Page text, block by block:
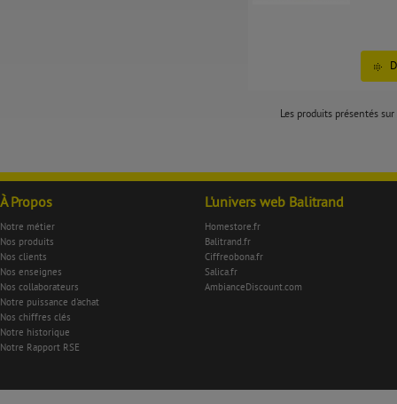
Les produits présentés
À Propos
Notre métier
Nos produits
Nos clients
Nos enseignes
Nos collaborateurs
Notre puissance d'achat
Nos chiffres clés
Notre historique
Notre Rapport RSE
L'univers web Balitrand
Homestore.fr
Balitrand.fr
Ciffreobona.fr
Salica.fr
AmbianceDiscount.com